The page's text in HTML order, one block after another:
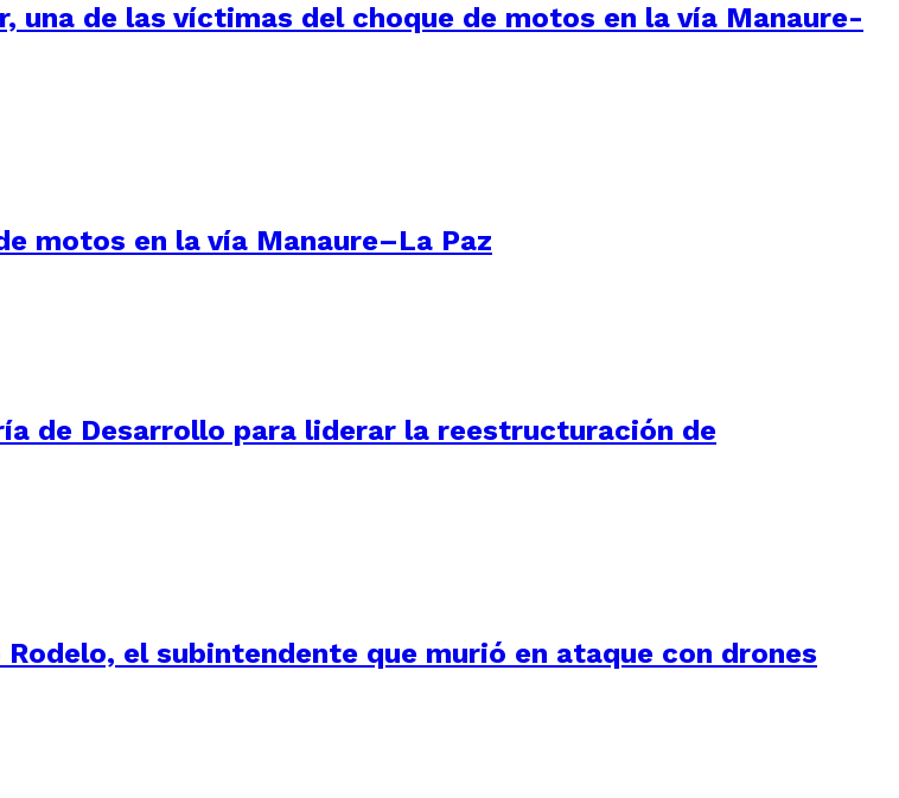
una de las víctimas del choque de motos en la vía Manaure-
motos en la vía Manaure–La Paz
de Desarrollo para liderar la reestructuración de
el subintendente que murió en ataque con drones